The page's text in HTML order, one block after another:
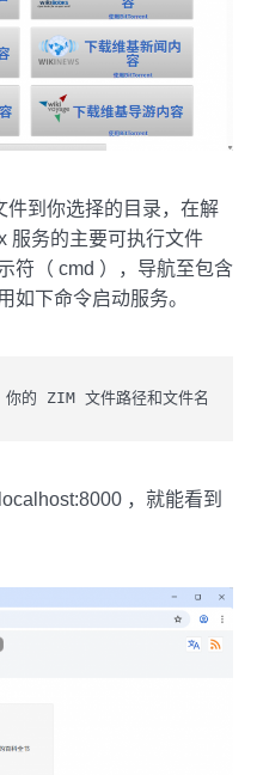
件到你选择的目录，在解
服务的主要可执行文件
符（ cmd ），导航至包含
如下命令启动服务。
ZIM 文件路径和文件名
，就能看到